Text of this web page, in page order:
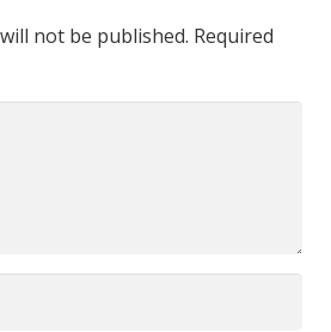
not be published. Required